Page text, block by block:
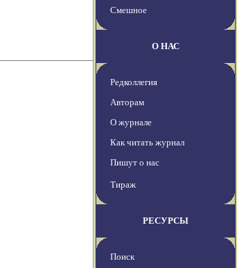
Смешное
О НАС
Редколлегия
Авторам
О журнале
Как читать журнал
Пишут о нас
Тираж
РЕСУРСЫ
Поиск